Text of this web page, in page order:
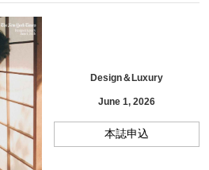
Design＆Luxury
June 1, 2026
本誌申込